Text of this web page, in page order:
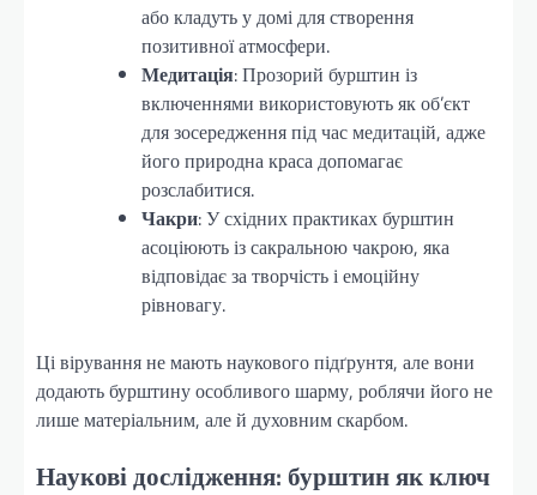
або кладуть у домі для створення
позитивної атмосфери.
Медитація: Прозорий бурштин із
включеннями використовують як об’єкт
для зосередження під час медитацій, адже
його природна краса допомагає
розслабитися.
Чакри: У східних практиках бурштин
асоціюють із сакральною чакрою, яка
відповідає за творчість і емоційну
рівновагу.
Ці вірування не мають наукового підґрунтя, але вони
додають бурштину особливого шарму, роблячи його не
лише матеріальним, але й духовним скарбом.
Наукові дослідження: бурштин як ключ